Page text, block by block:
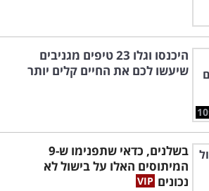
היכנסו וגלו 23 טיפים מגניבים
שיעשו לכם את החיים קלים יותר
בשלנים, כדאי שתפנימו ש-9
המיתוסים האלו על בישול לא
נכונים